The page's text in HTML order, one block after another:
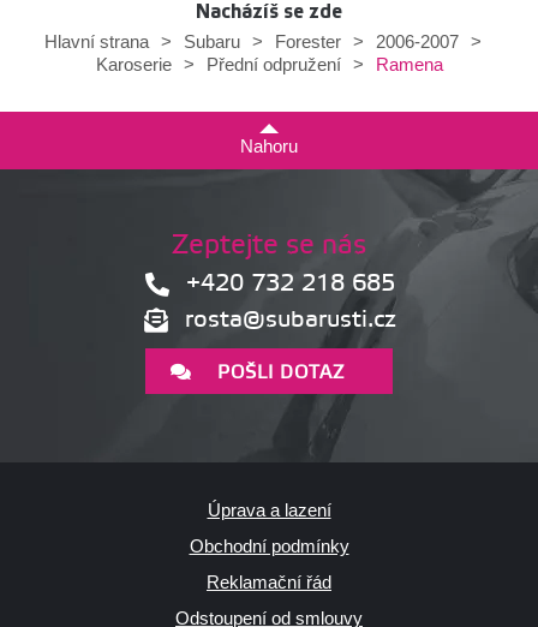
Nacházíš se zde
Hlavní strana > Subaru > Forester > 2006-2007 >
Karoserie
> Přední odpružení > Ramena
Nahoru
Zeptejte se nás
+420 732 218 685
rosta@subarusti.cz
POŠLI DOTAZ
Úprava a lazení
Obchodní podmínky
Reklamační řád
Odstoupení od smlouvy